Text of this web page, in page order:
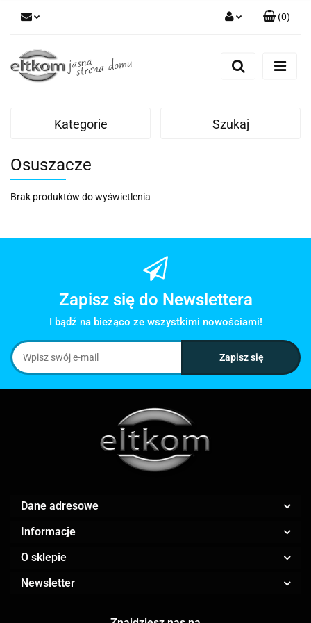
Zarejestruj się
(0)
Kategorie Szukaj
Osuszacze
Brak produktów do wyświetlenia
Zapisz się do Newslettera
I bądź na bieżąco ze wszystkimi nowościami!
Dane adresowe
Informacje
O sklepie
Newsletter